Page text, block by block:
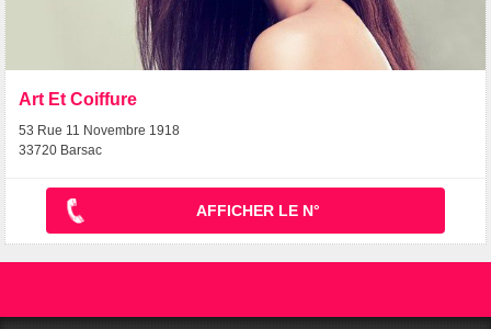
Art Et Coiffure
53 Rue 11 Novembre 1918
33720 Barsac
AFFICHER LE N°